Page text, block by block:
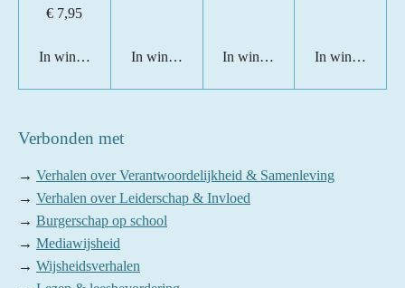
€ 7,95
In winkelwagen In winkelwagenIn winkelwagenIn
Verbonden met
→ Verhalen over Verantwoordelijkheid & Samenleving
→ Verhalen over Leiderschap & Invloed
→ Burgerschap op school
→ Mediawijsheid
→ Wijsheidsverhalen